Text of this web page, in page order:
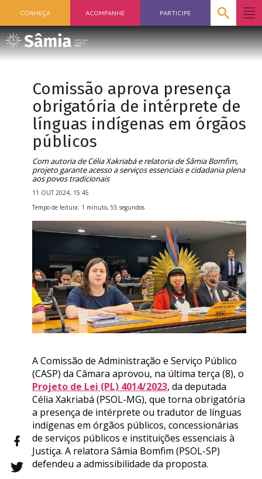
CONHEÇA ACOMPANHE PARTICIPE
Comissão aprova presença
obrigatória de intérprete de
línguas indígenas em órgãos
públicos
Com autoria de Célia Xakriabá e relatoria de Sâmia Bomfim,
projeto garante acesso a serviços essenciais e cidadania plena
aos povos tradicionais
11 OUT 2024, 15:45
Tempo de leitura: 1 minuto, 55 segundos
A Comissão de Administração e Serviço Público
(CASP) da Câmara aprovou, na última terça (8), o
Projeto de Lei (PL) 4014/2023, da deputada
Célia Xakriabá (PSOL-MG), que torna obrigatória
a presença de intérprete ou tradutor de línguas
indígenas em órgãos públicos, concessionárias
de serviços públicos e instituições essenciais à
Justiça. A relatora Sâmia Bomfim (PSOL-SP)
defendeu a admissibilidade da proposta.